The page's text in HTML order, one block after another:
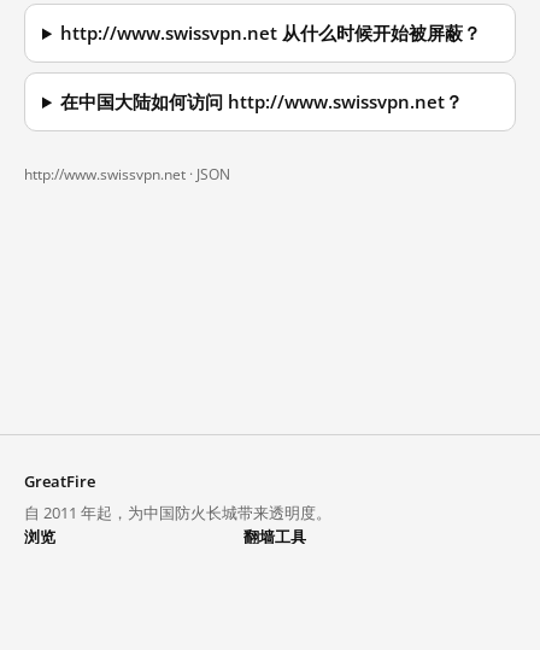
http://www.swissvpn.net 从什么时候开始被屏蔽？
在中国大陆如何访问 http://www.swissvpn.net？
http://www.swissvpn.net · JSON
GreatFire
自 2011 年起，为中国防火长城带来透明度。
浏览
翻墙工具